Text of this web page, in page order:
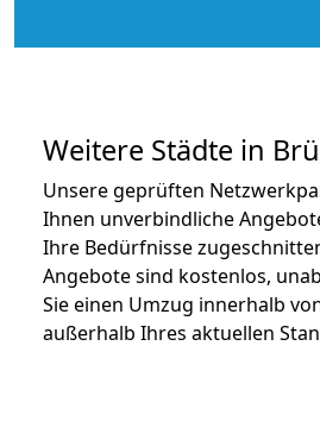
Weitere Städte in
Unsere geprüften
Ihnen unverbindliche
Ihre Bedürfnisse
Angebote sind kostenlos,
Sie einen Umzug innerhalb
außerhalb Ihres aktuellen